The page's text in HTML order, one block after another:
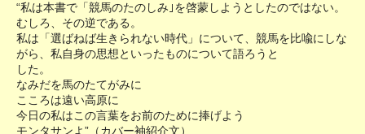
“私は本書で「競馬のたのしみ｣を啓蒙しようとしたのではない。
むしろ、その逆である。
私は「選ばねば生きられない時代」について、競馬を比喩にしな
がら、私自身の思想といったものについて語ろうと
した。
なみだを馬のたてがみに
こころは遠い高原に
今日の私はこの言葉をお前のために捧げよう
モンタサンよ”（カバー袖紹介文）